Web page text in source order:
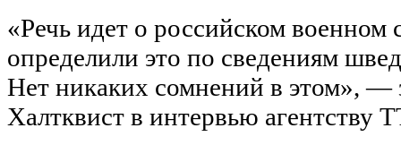
«Речь идет о российском
определили это по сведениям
Нет никаких сомнений в этом», —
Халтквист в интервью агентству